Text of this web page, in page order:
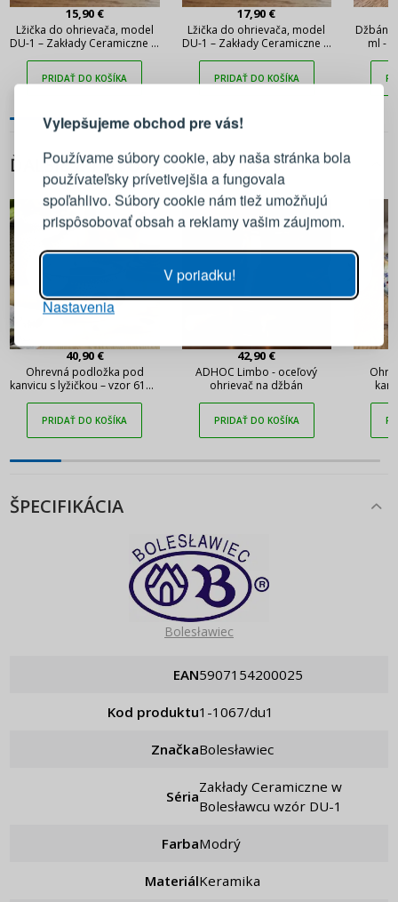
Vylepšujeme obchod pre vás!
Používame súbory cookie, aby naša stránka bola
používateľsky prívetivejšia a fungovala
spoľahlivo. Súbory cookie nám tiež umožňujú
prispôsobovať obsah a reklamy vašim záujmom.
V poriadku!
Nastavenia
15,90 €
Lžička do ohrievača, model
DU-1 – Zakłady Ceramiczne w
PRIDAŤ DO KOŠÍKA
17,90 €
Lžička do ohrievača, model
DU-1 – Zakłady Ceramiczne w
PRIDAŤ DO KOŠÍKA
Džbán
ml -
ĎALŠIE Z TEJTO KATEGÓRIE
40,90 €
Ohrevná podložka pod
kanvicu s lyžičkou – vzor 61A -
PRIDAŤ DO KOŠÍKA
42,90 €
ADHOC Limbo - oceľový
ohrievač na džbán
PRIDAŤ DO KOŠÍKA
ŠPECIFIKÁCIA
Bolesławiec
EAN 5907154200025
Kod produktu 1-1067/du1
Značka Bolesławiec
Séria
Zakłady Ceramiczne w
Bolesławcu wzór DU-1
Farba Modrý
Materiál Keramika
PRIHLÁSENIE REGISTRÁCIA
Prihláste sa k svojmu účtu
E-mail
PRIHLÁSIŤ SA
Pripomenutie hesla